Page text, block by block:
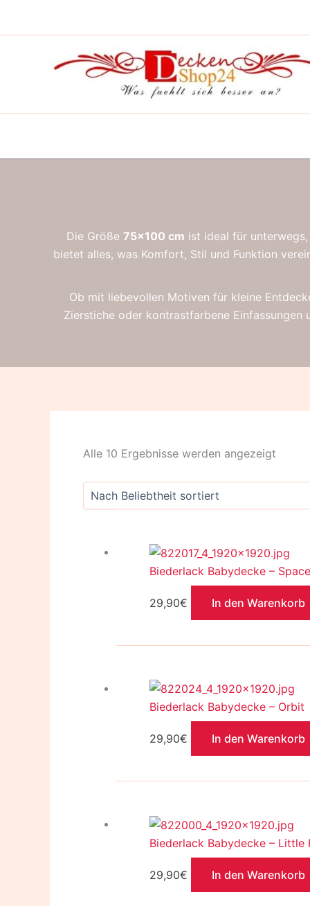
Die Größe 75×100 cm ist ideal für
bietet alles, was Komfort, Stil und Funktion
Ob mit liebevollen Motiven für kleine
Zierstiche oder kontrastfarbene
Alle 10 Ergebnisse werden angezeigt
Biederlack Babydecke –
29,90€ In den Warenkorb
Biederlack Babydecke – Orbit
29,90€ In den Warenkorb
Biederlack Babydecke – Little
29,90€ In den Warenkorb